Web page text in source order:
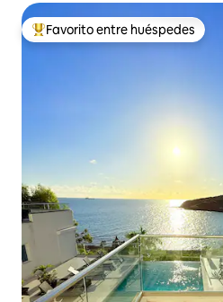
Favorito entre huéspedes
Favorito entre huéspedes